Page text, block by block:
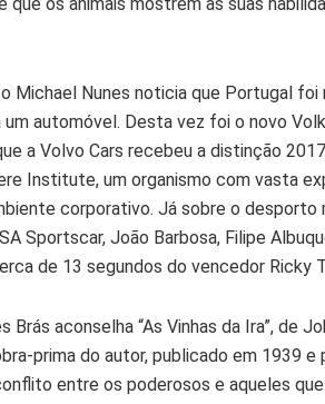
Michael Nunes noticia que Portugal
automóvel. Desta vez foi o novo
a Volvo Cars recebeu a distinção
Institute, um organismo com vasta
corporativo. Já sobre o desporto
Sportscar, João Barbosa, Filipe
de 13 segundos do vencedor Ricky
Brás aconselha “As Vinhas da Ira”, de
prima do autor, publicado em 1939
entre os poderosos e aqueles